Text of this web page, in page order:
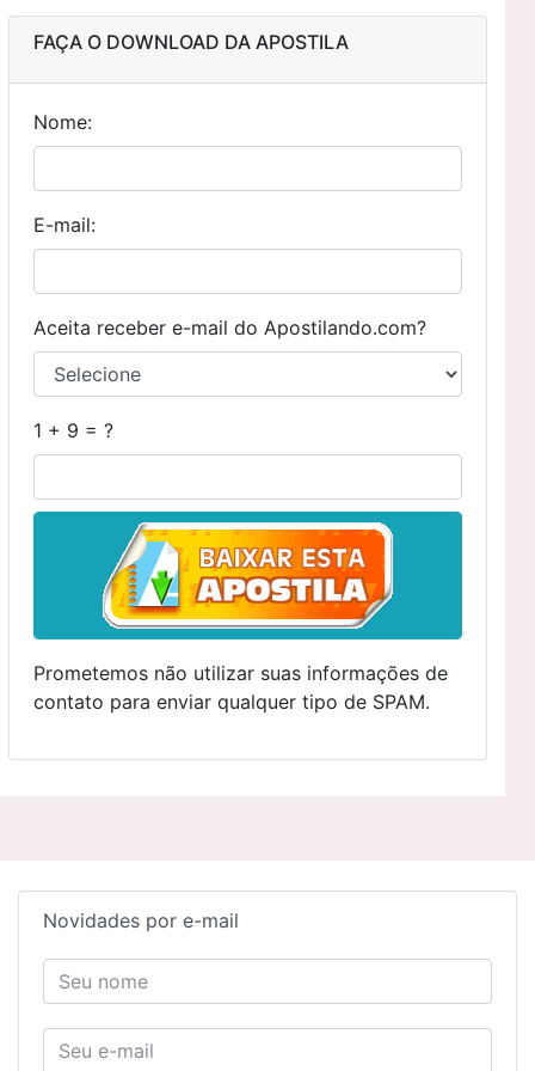
FAÇA O DOWNLOAD DA APOSTILA
Nome:
E-mail:
Aceita receber e-mail do Apostilando.com?
1 + 9 = ?
Prometemos não utilizar suas informações de
contato para enviar qualquer tipo de SPAM.
Novidades por e-mail